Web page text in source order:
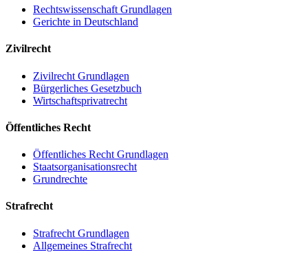
Rechtswissenschaft Grundlagen
Gerichte in Deutschland
Zivilrecht
Zivilrecht Grundlagen
Bürgerliches Gesetzbuch
Wirtschaftsprivatrecht
Öffentliches Recht
Öffentliches Recht Grundlagen
Staatsorganisationsrecht
Grundrechte
Strafrecht
Strafrecht Grundlagen
Allgemeines Strafrecht